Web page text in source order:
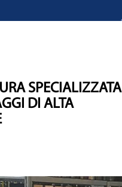
SPECIALIZZATA
DI ALTA